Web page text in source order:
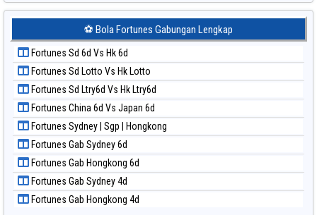
Paito Harian Japan 6d
Paito Harian Korea
Paito Harian Kuda Lari
Paito Harian Magnum Cambodia
Paito Harian Nagoya
Paito Harian New York Midday
Paito Harian North Carolina Day
Paito Harian Pcso
Paito Harian Pennsylvania Day
Paito Harian Sao Paulo
Paito Harian Singapore
Paito Harian Sydney
⚽ Bola Fortunes Gabungan Lengkap
Fortunes Sd 6d Vs Hk 6d
Fortunes Sd Lotto Vs Hk Lotto
Fortunes Sd Ltry6d Vs Hk Ltry6d
Fortunes China 6d Vs Japan 6d
Fortunes Sydney | Sgp | Hongkong
Fortunes Gab Sydney 6d
Fortunes Gab Hongkong 6d
Fortunes Gab Sydney 4d
Fortunes Gab Hongkong 4d